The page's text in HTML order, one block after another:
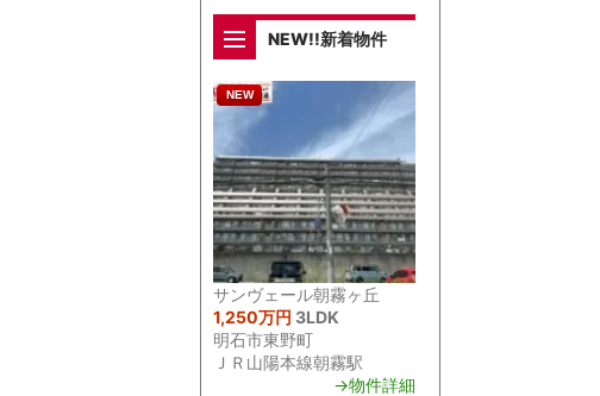
NEW!!新着物件
NEW
サンヴェール朝霧ヶ丘
1,250万円 3LDK
明石市東野町
ＪＲ山陽本線朝霧駅
→物件詳細